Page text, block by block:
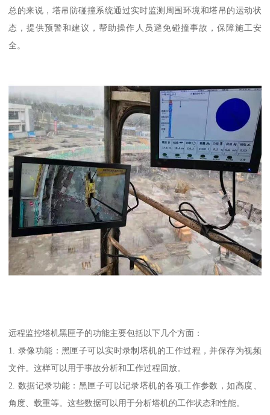
总的来说，塔吊防碰撞系统通过实时监测周围环境和塔吊的运动状
态，提供预警和建议，帮助操作人员避免碰撞事故，保障施工安
全。
远程监控塔机黑匣子的功能主要包括以下几个方面：
1. 录像功能：黑匣子可以实时录制塔机的工作过程，并保存为视频
文件。这样可以用于事故分析和工作过程回放。
2. 数据记录功能：黑匣子可以记录塔机的各项工作参数，如高度、
角度、载重等。这些数据可以用于分析塔机的工作状态和性能。